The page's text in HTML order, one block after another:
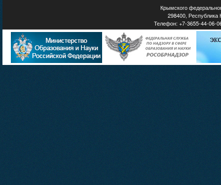
Крымского
298400, Республика
Телефон: +7-3655-44-06-